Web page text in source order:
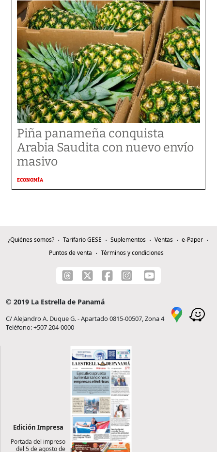
Piña panameña conquista
Arabia Saudita con nuevo envío
masivo
ECONOMÍA
¿Quiénes somos? Tarifario GESE Suplementos Ventas
e-Paper
Puntos de venta
Términos y condiciones
© 2019 La Estrella de Panamá
C/ Alejandro A. Duque G. - Apartado 0815-00507, Zona 4
Teléfono: +507 204-0000
Edición Impresa
Portada del impreso
del 5 de agosto de